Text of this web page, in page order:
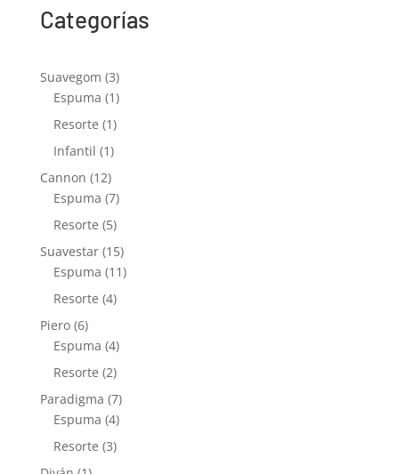
Categorías
Suavegom 33
productos
Espuma 11
producto
Resorte 11
producto
Infantil 11
producto
Cannon 1212
productos
Espuma 77
productos
Resorte 55
productos
Suavestar 1515
productos
Espuma 1111
Resorte 44
Piero 66
productos
Espuma 44
productos
Resorte 22
productos
Paradigma 77
productos
Espuma 44
productos
Resorte 33